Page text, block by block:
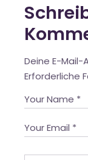
Deine E-
Erforderliche